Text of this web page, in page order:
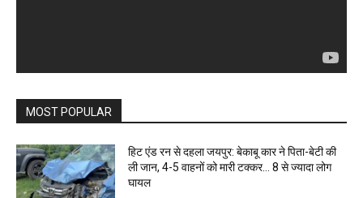
MOST POPULAR
हिट एंड रन से दहला जयपुर: बेकाबू कार ने पिता-बेटी की
ली जान, 4-5 वाहनों को मारी टक्कर… 8 से ज्यादा लोग
घायल